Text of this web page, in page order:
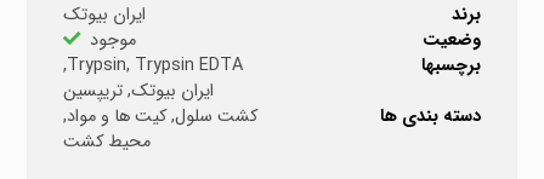
برند
ایران بیوتک
وضعیت
موجود
برچسبها
Trypsin, Trypsin EDTA
,
ایران بیوتک,تریپسین
دسته بندی ها
کشت سلول,کیت ها و مواد,
محیط کشت